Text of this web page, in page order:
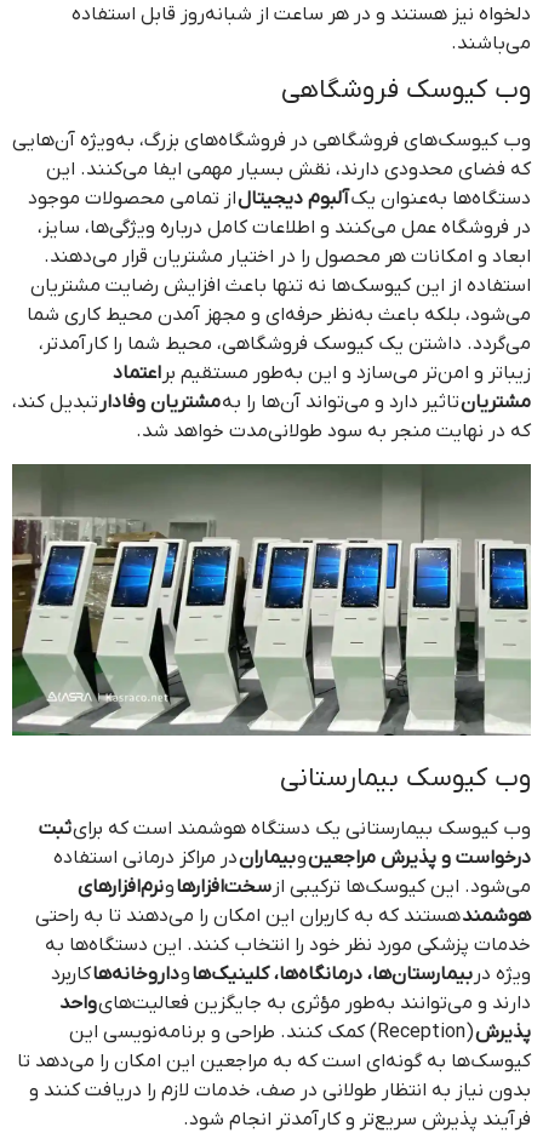
دلخواه نیز هستند و در هر ساعت از شبانه‌روز قابل استفاده
می‌باشند.
وب کیوسک فروشگاهی
وب کیوسک‌های فروشگاهی در فروشگاه‌های بزرگ، به‌ویژه آن‌هایی
که فضای محدودی دارند، نقش بسیار مهمی ایفا می‌کنند. این
دستگاه‌ها به‌عنوان یکآلبوم دیجیتالاز تمامی محصولات موجود
در فروشگاه عمل می‌کنند و اطلاعات کامل درباره ویژگی‌ها، سایز،
ابعاد و امکانات هر محصول را در اختیار مشتریان قرار می‌دهند.
استفاده از این کیوسک‌ها نه تنها باعث افزایش رضایت مشتریان
می‌شود، بلکه باعث به‌نظر حرفه‌ای و مجهز آمدن محیط کاری شما
می‌گردد. داشتن یک کیوسک فروشگاهی، محیط شما را کارآمدتر،
زیباتر و امن‌تر می‌سازد و این به‌طور مستقیم بر اعتماد
مشتریانتاثیر دارد و می‌تواند آن‌ها را بهمشتریان وفادار تبدیل کند،
که در نهایت منجر به سود طولانی‌مدت خواهد شد.
وب کیوسک بیمارستانی
وب کیوسک بیمارستانی یک دستگاه هوشمند است که برایثبت
درخواست و پذیرش مراجعینوبیماراندر مراکز درمانی استفاده
می‌شود. این کیوسک‌ها ترکیبی از سخت‌افزارهاونرم‌افزارهای
هوشمندهستند که به کاربران این امکان را می‌دهند تا به راحتی
خدمات پزشکی مورد نظر خود را انتخاب کنند. این دستگاه‌ها به
ویژه در بیمارستان‌ها، درمانگاه‌ها، کلینیک‌هاوداروخانه‌هاکاربرد
دارند و می‌توانند به‌طور مؤثری به جایگزین فعالیت‌هایواحد
پذیرش
(Reception) کمک کنند. طراحی و برنامه‌نویسی این
کیوسک‌ها به گونه‌ای است که به مراجعین این امکان را می‌دهد تا
بدون نیاز به انتظار طولانی در صف، خدمات لازم را دریافت کنند و
فرآیند پذیرش سریع‌تر و کارآمدتر انجام شود.